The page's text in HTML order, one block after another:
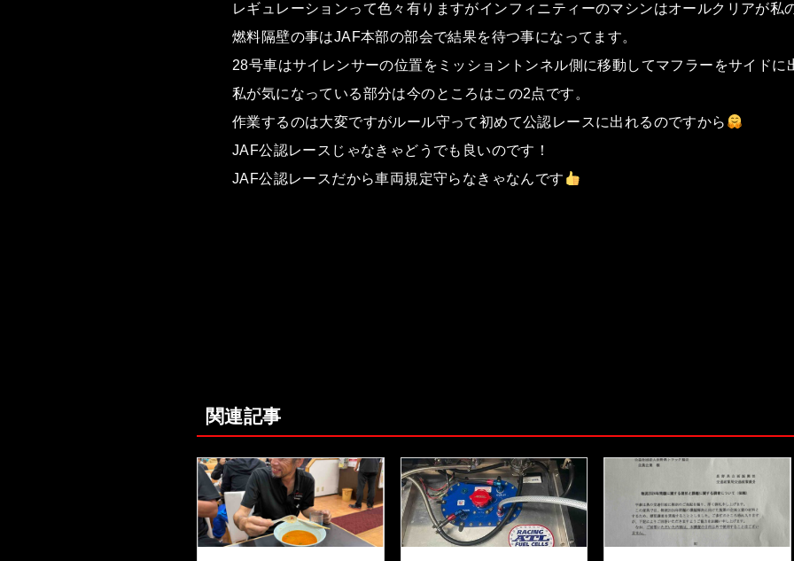
レギュレーションって色々有りますがインフィニティーのマシンはオールクリアが私
燃料隔壁の事はJAF本部の部会で結果を待つ事になってます。
28号車はサイレンサーの位置をミッショントンネル側に移動してマフラーをサイドに
私が気になっている部分は今のところはこの2点です。
作業するのは大変ですがルール守って初めて公認レースに出れるのですから
JAF公認レースじゃなきゃどうでも良いのです！
JAF公認レースだから車両規定守らなきゃなんです
関連記事